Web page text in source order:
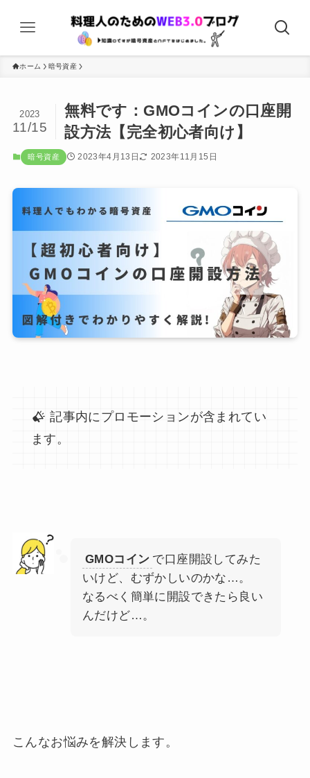
ホーム 暗号資産
無料です：GMOコインの口座開
設方法【完全初心者向け】
2023
11/15
暗号資産 2023年4月13日 2023年11月15日
記事内にプロモーションが含まれてい
ます。
GMOコイン で口座開設してみた
いけど、むずかしいのかな…。
なるべく簡単に開設できたら良い
んだけど…。
こんなお悩みを解決します。